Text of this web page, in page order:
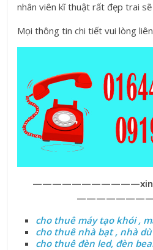
nhân viên kĩ thuật rất đẹp trai
Mọi thông tin chi tiết vui lòng
———————————xin
cho thuê máy tạo khói ,
cho thuê nhà bạt , nhà dù
cho thuê đèn led, đèn